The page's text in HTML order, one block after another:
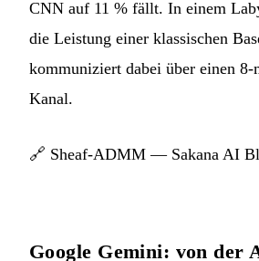
CNN auf 11 % fällt. In einem
die Leistung einer klassischen
kommuniziert dabei über einen 8-
Kanal.
🔗 Sheaf-ADMM — Sakana AI
Google Gemini: von der